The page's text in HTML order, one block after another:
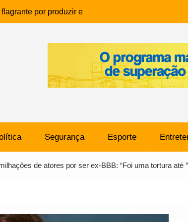
por produzir e
infantil em Eunápolis
morreu após ataque
sem restrições e pode
o Vasco
SpaceX Colide com a Lua
Metros, Afirma a Nasa
Segurança Esporte
de atores por ser ex-BBB: “Foi uma tortura até